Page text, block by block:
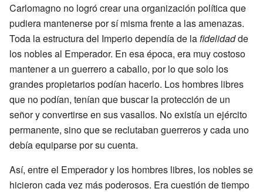
Carlomagno no logró crear una organización política que
pudiera mantenerse por sí misma frente a las amenazas.
Toda la estructura del Imperio dependía de la fidelidadde
los nobles al Emperador. En esa época, era muy costoso
mantener a un guerrero a caballo, por lo que solo los
grandes propietarios podían hacerlo. Los hombres libres
que no podían, tenían que buscar la protección de un
señor y convertirse en sus vasallos. No existía un ejército
permanente, sino que se reclutaban guerreros y cada uno
debía equiparse por su cuenta.
Así, entre el Emperador y los hombres libres, los nobles se
hicieron cada vez más poderosos. Era cuestión de tiempo